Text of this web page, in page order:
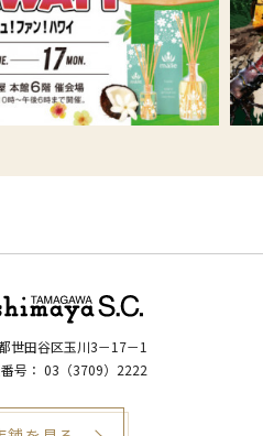
に寄付します。
2回開催）
よるチャリティボックスを設置し、（公
ィ活動を実施しています。
世田谷区玉川3－17－1
号： 03（3709）2222